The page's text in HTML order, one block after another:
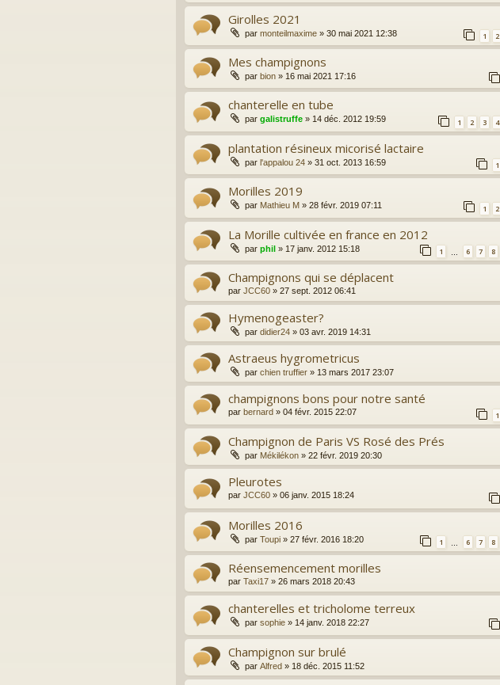
Girolles 2021
par monteilmaxime » 30 mai 2021 12:38 1 2
Mes champignons
par bion » 16 mai 2021 17:16
chanterelle en tube
par galistruffe » 14 déc. 2012 19:59 1 2 3 4
plantation résineux micorisé lactaire
par l'appalou 24 » 31 oct. 2013 16:59 1
Morilles 2019
par Mathieu M » 28 févr. 2019 07:11 1 2
La Morille cultivée en france en 2012
par phil » 17 janv. 2012 15:18 1 6 7 8
Champignons qui se déplacent
par JCC60 » 27 sept. 2012 06:41
Hymenogeaster?
par didier24 » 03 avr. 2019 14:31
Astraeus hygrometricus
par chien truffier » 13 mars 2017 23:07
champignons bons pour notre santé
par bernard » 04 févr. 2015 22:07 1
Champignon de Paris VS Rosé des Prés
par Mékilékon » 22 févr. 2019 20:30
Pleurotes
par JCC60 » 06 janv. 2015 18:24
Morilles 2016
par Toupi » 27 févr. 2016 18:20 1 … 6 7 8
Réensemencement morilles
par Taxi17 » 26 mars 2018 20:43
chanterelles et tricholome terreux
par sophie » 14 janv. 2018 22:27
Champignon sur brulé
par Alfred » 18 déc. 2015 11:52